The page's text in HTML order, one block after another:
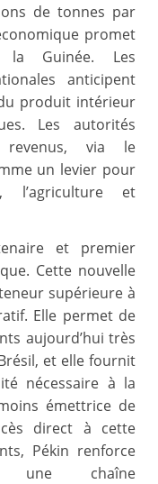
de tonnes par
promet
la Guinée. Les
anticipent
produit intérieur
Les autorités
revenus, via le
un levier pour
l’agriculture et
et premier
Cette nouvelle
supérieure à
Elle permet de
aujourd’hui très
et elle fournit
nécessaire à la
émettrice de
direct à cette
Pékin renforce
une chaîne